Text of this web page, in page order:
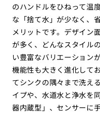
のハンドルをひねって温
な「捨て水」が少なく、
メリットです。デザイン
が多く、どんなスタイル
い豊富なバリエーション
機能性も大きく進化して
てシンクの隅々まで洗え
イプや、水道水と浄水を
器内蔵型」、センサーに